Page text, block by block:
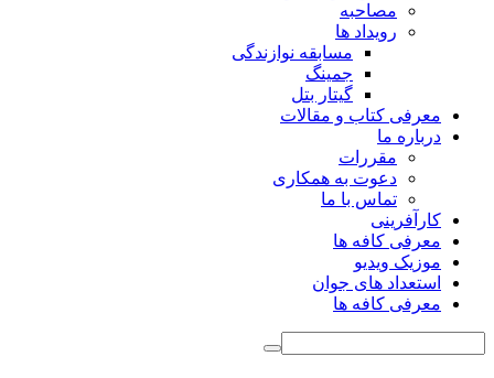
مصاحبه
رویداد ها
مسابقه نوازندگی
جمینگ
گیتار بتل
معرفی کتاب و مقالات
درباره ما
مقررات
دعوت به همکاری
تماس با ما
کارآفرینی
معرفی کافه ها
موزیک ویدیو
استعداد های جوان
معرفی کافه ها